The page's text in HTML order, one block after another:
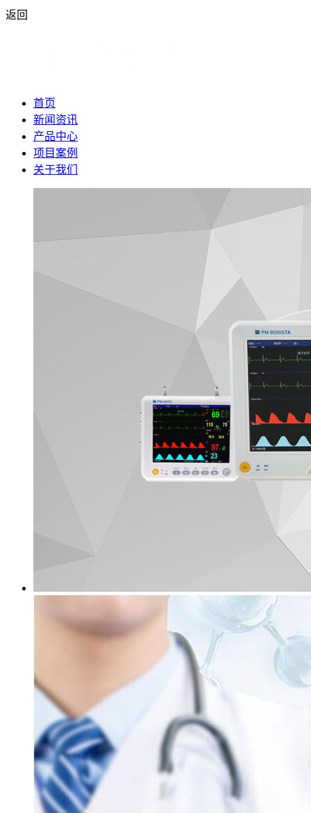
返回
首页
新闻资讯
产品中心
项目案例
关于我们